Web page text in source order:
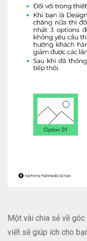
Một vài chia sẻ về góc
viết sẽ giúp ích cho